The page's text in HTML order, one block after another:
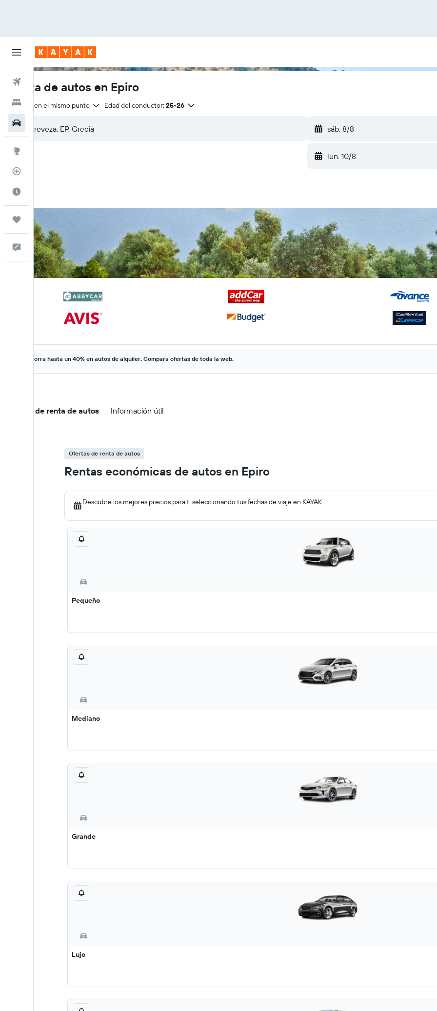
Vuelos
Hoteles
Trips
Comentarios
Renta de autos en Epiro
Entrega en el mismo punto Edad del conductor: 25-26
sáb. 8/8
lun. 10/8
Ahorra hasta un 40% en autos de alquiler. Compara ofertas de toda la web.
Ofertas de renta de autos Información útil
Ofertas de renta de autos
Rentas económicas de autos en Epiro
Descubre los mejores precios para ti seleccionando tus fechas de viaje en KAYAK.
Pequeño
Mediano
Grande
Lujo